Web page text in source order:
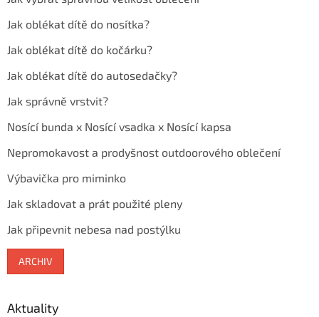
Jak oblékat dítě do nosítka?
Jak oblékat dítě do kočárku?
Jak oblékat dítě do autosedačky?
Jak správně vrstvit?
Nosící bunda x Nosící vsadka x Nosící kapsa
Nepromokavost a prodyšnost outdoorového oblečení
Výbavička pro miminko
Jak skladovat a prát použité pleny
Jak připevnit nebesa nad postýlku
ARCHIV
Aktuality